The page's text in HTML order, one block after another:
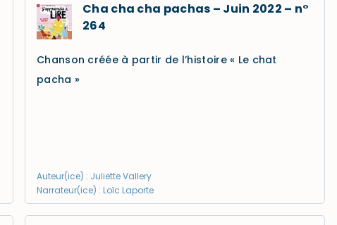
Cha cha cha pachas – Juin 2022 – n°
264
Chanson créée à partir de l’histoire « Le chat
pacha »
Auteur(ice) : Juliette Vallery
Narrateur(ice) : Loïc Laporte